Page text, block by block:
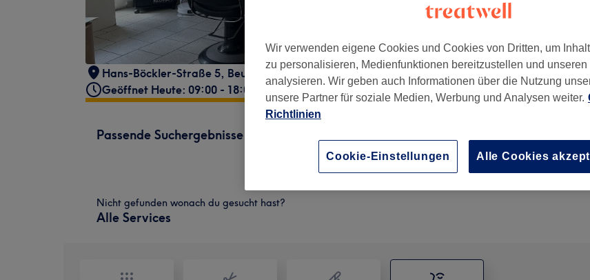
Hans-Böckler-Straße 5, Beuel-Mitte, Bonn, 53225
Geöffnet Heute: 09:00 - 18:00
Passende Suchergebnisse
15 Min.Details anzeigen
Nicht gefunden wonach du gesucht hast?
Alle Services
Wir verwenden eigene Cookies und Cookies von Dritten, um
zu personalisieren, Medienfunktionen bereitzustellen und unseren
analysieren. Wir geben auch Informationen über die Nutzung
unsere Partner für soziale Medien, Werbung und Analysen weiter.
Richtlinien
Cookie-Einstellungen Alle Cookies